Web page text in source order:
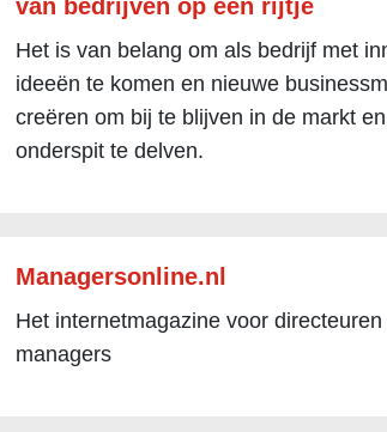
van bedrijven op een rijtje
Het is van belang om als bedrijf met
ideeën te komen en nieuwe
creëren om bij te blijven in de markt
onderspit te delven.
Managersonline.nl
Het internetmagazine voor directeuren
managers